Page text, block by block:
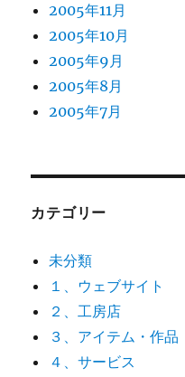
2005年11月
2005年10月
2005年9月
2005年8月
2005年7月
カテゴリー
未分類
１、ウェブサイト
２、工房店
３、アイテム・作品
４、サービス